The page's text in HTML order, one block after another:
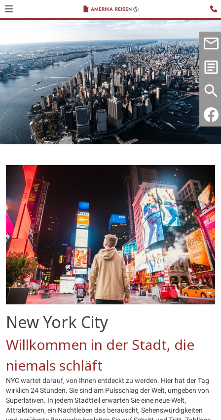
New York City
Willkommen in der Stadt, die
niemals schläft
NYC wartet darauf, von Ihnen entdeckt zu werden. Hier hat der Tag
wirklich 24 Stunden. Sie sind am Pulsschlag der Welt, umgeben von
Superlativen. In jedem Stadtteil erwarten Sie eine neue Welt,
Attraktionen, ein Nachtleben das berauscht, Sehenswürdigkeiten